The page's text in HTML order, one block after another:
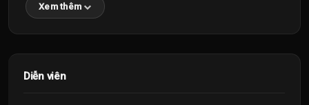
Xem thêm
Diễn viên